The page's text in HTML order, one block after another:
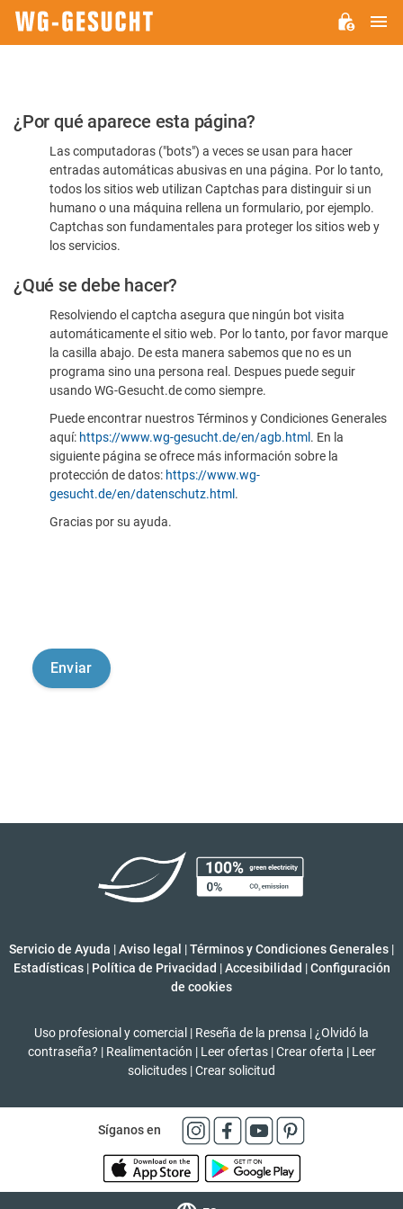
Por
favor,
confirme
humano
¿Por qué aparece esta página?
Las computadoras ("bots") a veces se usan para hacer
entradas automáticas abusivas en una página. Por lo tanto,
todos los sitios web utilizan Captchas para distinguir si un
humano o una máquina rellena un formulario, por ejemplo.
Captchas son fundamentales para proteger los sitios web y
los servicios.
¿Qué se debe hacer?
Resolviendo el captcha asegura que ningún bot visita
automáticamente el sitio web. Por lo tanto, por favor marque
la casilla abajo. De esta manera sabemos que no es un
programa sino una persona real. Despues puede seguir
usando WG-Gesucht.de como siempre.
Puede encontrar nuestros Términos y Condiciones Generales
aquí: https://www.wg-gesucht.de/en/agb.html . En la
siguiente página se ofrece más información sobre la
protección de datos: https://www.wg-
gesucht.de/en/datenschutz.html .
Gracias por su ayuda.
Servicio de Ayuda |Aviso legal |Términos y Condiciones Generales |
Estadísticas | Política de Privacidad | Accesibilidad | Configuración
de cookies
Uso profesional y comercial | Reseña de la prensa | ¿Olvidó la
contraseña? | Realimentación | Leer ofertas | Crear oferta | Leer
solicitudes |Crear solicitud
Síganos en